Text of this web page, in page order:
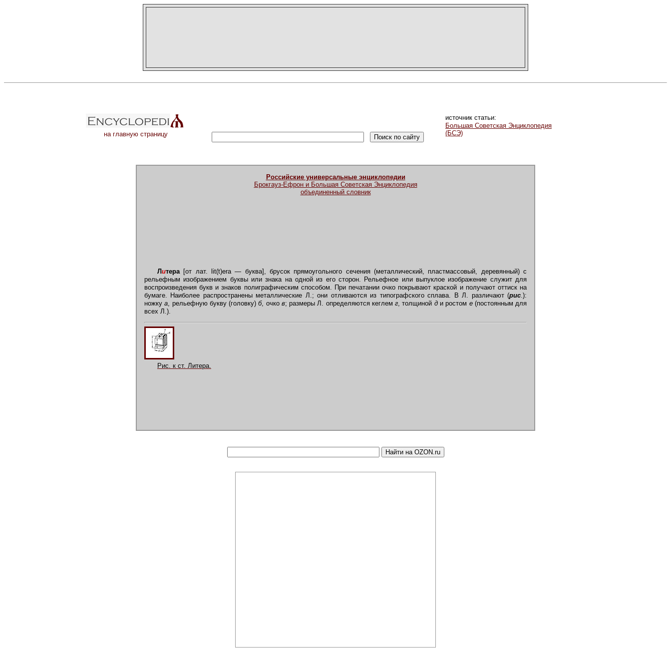
на главную страницу
источник статьи:
Большая Советская Энциклопедия
(БСЭ)
Российские универсальные энциклопедии
Брокгауз-Ефрон и Большая Советская Энциклопедия
объединенный словник
Литера[от лат. lit(t)era — буква], брусок прямоугольного сечения (металлический, пластмассовый, деревянный) с
рельефным изображением буквы или знака на одной из его сторон. Рельефное или выпуклое изображение служит для
воспроизведения букв и знаков полиграфическим способом. При печатании очко покрывают краской и получают оттиск на
бумаге. Наиболее распространены металлические Л.; они отливаются из типографского сплава. В Л. различают (рис.):
ножкуа, рельефную букву (головку)б, очко в; размеры Л. определяются кеглемг, толщиной ди ростом е(постоянным для
всех Л.).
Рис. к ст. Литера.